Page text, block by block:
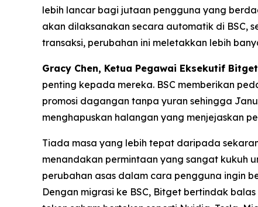
lebih lancar bagi jutaan pengguna yang
akan dilaksanakan secara automatik di BSC,
transaksi, perubahan ini meletakkan lebih
Gracy Chen, Ketua Pegawai Eksekutif
penting kepada mereka. BSC memberikan
promosi dagangan tanpa yuran sehingga
menghapuskan halangan yang menjejaskan
Tiada masa yang lebih tepat daripada
menandakan permintaan yang sangat kukuh
perubahan asas dalam cara pengguna ingin
Dengan migrasi ke BSC, Bitget bertindak